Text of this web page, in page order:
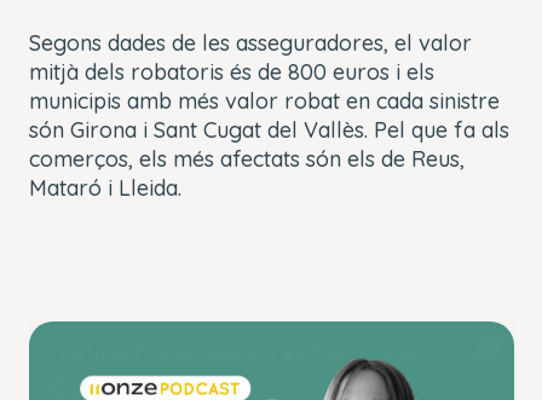
Segons dades de les asseguradores, el valor
mitjà dels robatoris és de 800 euros i els
municipis amb més valor robat en cada sinistre
són Girona i Sant Cugat del Vallès. Pel que fa als
comerços, els més afectats són els de Reus,
Mataró i Lleida.
This
The Video Cloud account was not found.
Error Code: